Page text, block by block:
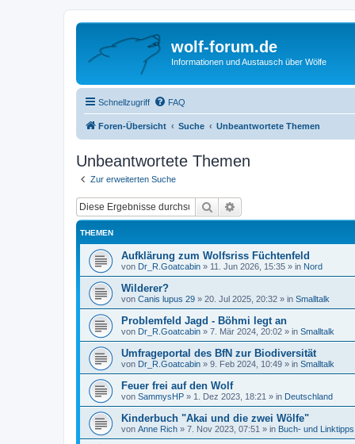
wolf-forum.de
Informationen und Austausch über Wölfe
Schnellzugriff FAQ
Foren-Übersicht Suche Unbeantwortete Themen
Unbeantwortete Themen
Zur erweiterten Suche
Suche
THEMEN
Aufklärung zum Wolfsriss Füchtenfeld
von Dr_R.Goatcabin » 11. Jun 2026, 15:35 » in Nord
Wilderer?
von Canis lupus 29 » 20. Jul 2025, 20:32 » in Smalltalk
Problemfeld Jagd - Böhmi legt an
von Dr_R.Goatcabin » 7. Mär 2024, 20:02 » in Smalltalk
Umfrageportal des BfN zur Biodiversität
von Dr_R.Goatcabin » 9. Feb 2024, 10:49 » in Smalltalk
Feuer frei auf den Wolf
von SammysHP » 1. Dez 2023, 18:21 » in Deutschland
Kinderbuch "Akai und die zwei Wölfe"
von Anne Rich » 7. Nov 2023, 07:51 » in Buch- und Linktipps